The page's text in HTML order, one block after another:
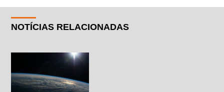
NOTÍCIAS RELACIONADAS